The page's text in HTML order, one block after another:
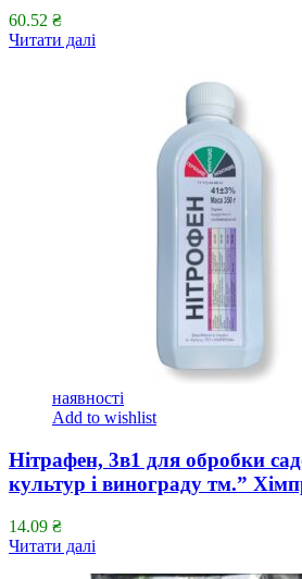
60.52 ₴
Читати далі
наявності
Add to wishlist
Нітрафен, 3в1 для обробки
культур і винограду тм.”
14.09 ₴
Читати далі